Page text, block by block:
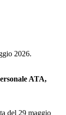
2026.
ATA,
del 29 maggio